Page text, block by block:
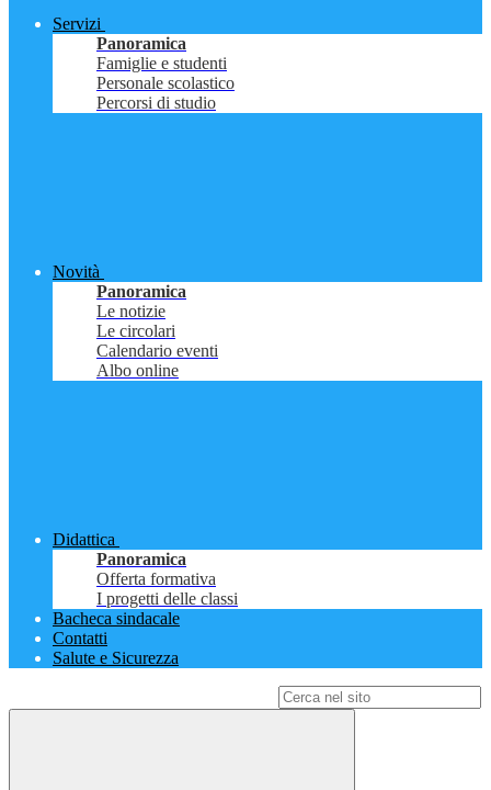
Servizi
Panoramica
Famiglie e studenti
Personale scolastico
Percorsi di studio
Novità
Panoramica
Le notizie
Le circolari
Calendario eventi
Albo online
Didattica
Panoramica
Offerta formativa
I progetti delle classi
Bacheca sindacale
Contatti
Salute e Sicurezza